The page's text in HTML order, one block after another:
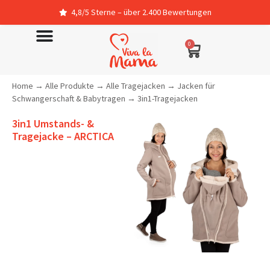
4,8/5 Sterne – über 2.400 Bewertungen
0
Home → Alle Produkte → Alle Tragejacken → Jacken für
Schwangerschaft & Babytragen → 3in1-Tragejacken
3in1 Umstands- &
Tragejacke – ARCTICA